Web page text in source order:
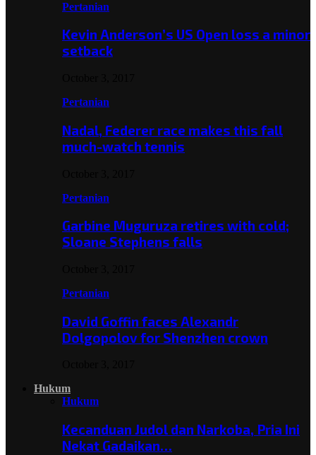
Pertanian
Kevin Anderson’s US Open loss a minor
setback
Pertanian
Nadal, Federer race makes this fall
much-watch tennis
Pertanian
Garbine Muguruza retires with cold;
Sloane Stephens falls
Pertanian
David Goffin faces Alexandr
Dolgopolov for Shenzhen crown
Hukum
Hukum
Kecanduan Judol dan Narkoba, Pria Ini
Nekat Gadaikan…